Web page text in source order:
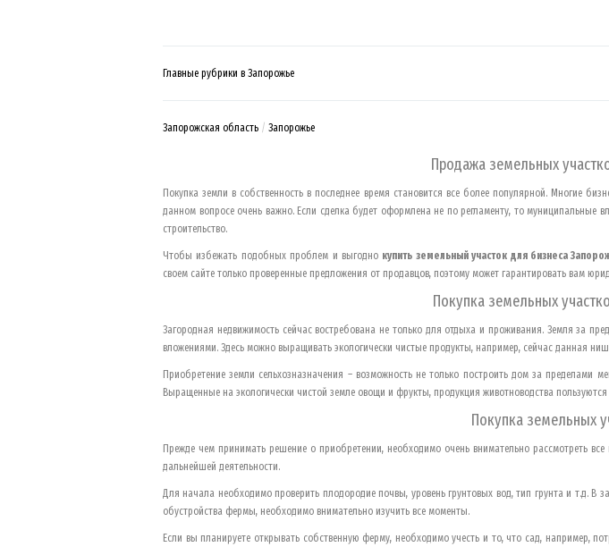
Главные рубрики в Запорожье
Запорожская область Запорожье
Продажа земельных
Покупка земли в собственность в последнее время становится все более популярной. Многие
данном вопросе очень важно. Если сделка будет оформлена не по регламенту, то муниципальные
строительство.
Чтобы избежать подобных проблем и выгодно купить земельный участок для бизнеса
своем сайте только проверенные предложения от продавцов, поэтому может гарантировать вам
Покупка земельных
Загородная недвижимость сейчас востребована не только для отдыха и проживания. Земля за
вложениями. Здесь можно выращивать экологически чистые продукты, например, сейчас данная
Приобретение земли сельхозназначения – возможность не только построить дом за пределами
Выращенные на экологически чистой земле овощи и фрукты, продукция животноводства
Покупка земельных
Прежде чем принимать решение о приобретении, необходимо очень внимательно рассмотреть
дальнейшей деятельности.
Для начала необходимо проверить плодородие почвы, уровень грунтовых вод, тип грунта и т.д.
обустройства фермы, необходимо внимательно изучить все моменты.
Если вы планируете открывать собственную ферму, необходимо учесть и то, что сад, например,